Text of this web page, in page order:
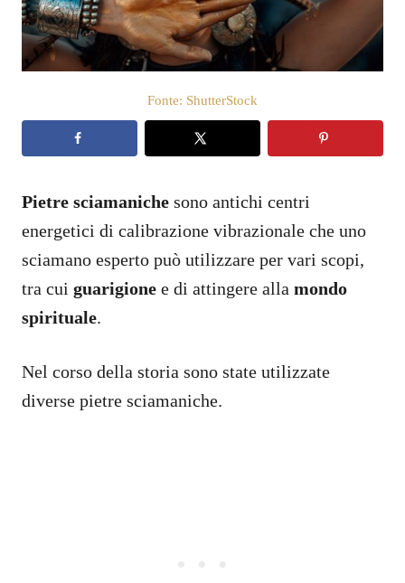
o
s
u
Fonte: ShutterStock
Pietre sciamaniche sono antichi centri
energetici di calibrazione vibrazionale che uno
sciamano esperto può utilizzare per vari scopi,
tra cui guarigione e di attingere alla mondo
spirituale.
Nel corso della storia sono state utilizzate
diverse pietre sciamaniche.